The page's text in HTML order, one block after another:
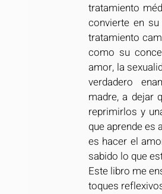
tratamiento
convierte en
tratamiento
como su
amor, la
verdadero
madre, a dejar
reprimirlos y
que aprende es
es hacer el
sabido lo que
Este libro me
toques